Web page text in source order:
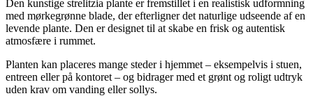
Den kunstige strelitzia plante er fremstillet i en realistisk udformning
med mørkegrønne blade, der efterligner det naturlige udseende af en
levende plante. Den er designet til at skabe en frisk og autentisk
atmosfære i rummet.
Planten kan placeres mange steder i hjemmet – eksempelvis i stuen,
entreen eller på kontoret – og bidrager med et grønt og roligt udtryk
uden krav om vanding eller sollys.